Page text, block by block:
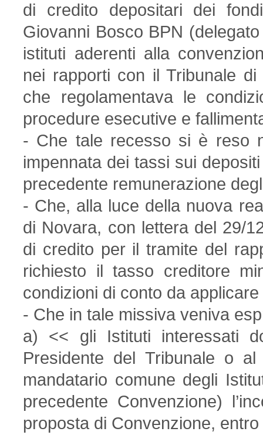
di credito depositari dei
Giovanni Bosco BPN
istituti aderenti alla
nei rapporti con il Tribunale
che regolamentava le
procedure esecutive e
- Che tale recesso si è reso
impennata dei tassi sui
precedente remunerazione
- Che, alla luce della nuova
di Novara, con lettera del 29/
di credito per il tramite del
richiesto il tasso creditore
condizioni di conto da
- Che in tale missiva veniva
a) << gli Istituti interessati
Presidente del Tribunale o
mandatario comune degli
precedente Convenzione)
proposta di Convenzione,